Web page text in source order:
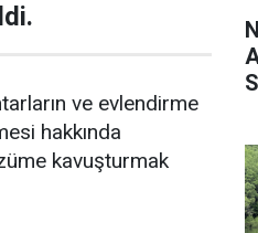
ve evlendirme
hakkında
kavuşturmak